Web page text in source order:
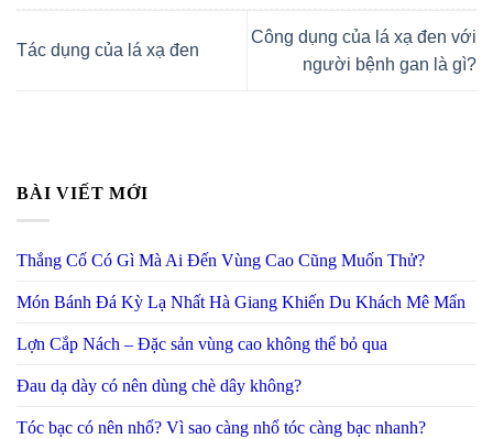
Tác dụng của lá xạ đen
Công dụng của lá xạ đen với
người bệnh gan là gì?
BÀI VIẾT MỚI
Thắng Cố Có Gì Mà Ai Đến Vùng Cao Cũng Muốn Thử?
Món Bánh Đá Kỳ Lạ Nhất Hà Giang Khiến Du Khách Mê Mẩn
Lợn Cắp Nách – Đặc sản vùng cao không thể bỏ qua
Đau dạ dày có nên dùng chè dây không?
Tóc bạc có nên nhổ? Vì sao càng nhổ tóc càng bạc nhanh?